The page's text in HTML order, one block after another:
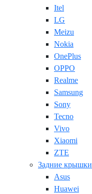
Itel
LG
Meizu
Nokia
OnePlus
OPPO
Realme
Samsung
Sony
Tecno
Vivo
Xiaomi
ZTE
Задние крышки
Asus
Huawei